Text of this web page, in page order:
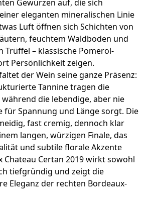
Gewürzen auf, die sich
eleganten mineralischen Linie
Luft öffnen sich Schichten von
feuchtem Waldboden und
Trüffel – klassische Pomerol-
Persönlichkeit zeigen.
der Wein seine ganze Präsenz:
Tannine tragen die
die lebendige, aber nie
für Spannung und Länge sorgt. Die
fast cremig, dennoch klar
langen, würzigen Finale, das
und subtile florale Akzente
Chateau Certan 2019 wirkt sowohl
tiefgründig und zeigt die
Eleganz der rechten Bordeaux-